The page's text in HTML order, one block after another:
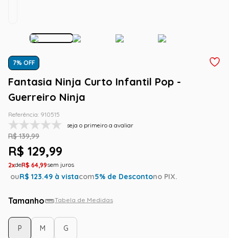
7% OFF
Fantasia Ninja Curto Infantil Pop -
Guerreiro Ninja
Referência: 910515
seja o primeiro a avaliar
R$ 139,99
R$ 129,99
2 R$ 64,99
ouR$ 123.49 à vistacom5% de Descontono PIX.
Tamanho Tabela de Medidas
P M G